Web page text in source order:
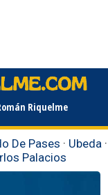
Riquelme
De Pases · Ubeda ·
Palacios